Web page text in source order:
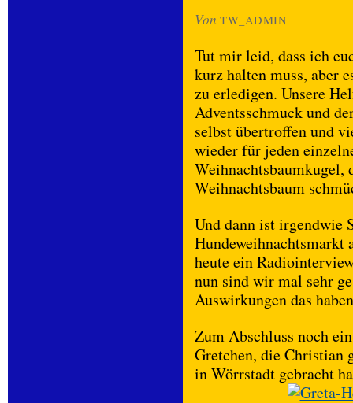
Von TW_ADMIN
Tut mir leid, dass ich
kurz halten muss, aber
zu erledigen. Unsere
Adventsschmuck und
selbst übertroffen und
wieder für jeden
Weihnachtsbaumkugel,
Weihnachtsbaum
Und dann ist irgendwie
Hundeweihnachtsmarkt
heute ein
nun sind wir mal sehr
Auswirkungen das
Zum Abschluss noch
Gretchen, die Christian
in Wörrstadt gebracht